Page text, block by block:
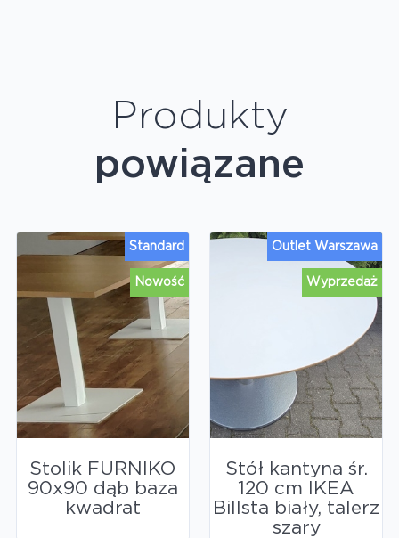
Produkty
powiązane
Nowość
Standard
Stolik FURNIKO
90x90 dąb baza
kwadrat
Wyprzedaż
Outlet Warszawa
Stół kantyna śr.
120 cm IKEA
Billsta biały, talerz
szary